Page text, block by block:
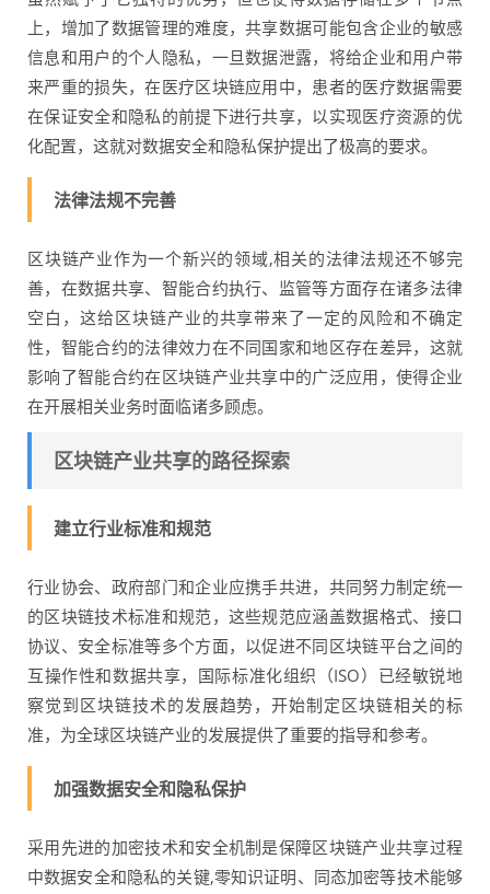
上，增加了数据管理的难度，共享数据可能包含企业的敏感
信息和用户的个人隐私，一旦数据泄露，将给企业和用户带
来严重的损失，在医疗区块链应用中，患者的医疗数据需要
在保证安全和隐私的前提下进行共享，以实现医疗资源的优
化配置，这就对数据安全和隐私保护提出了极高的要求。
法律法规不完善
区块链产业作为一个新兴的领域,相关的法律法规还不够完
善，在数据共享、智能合约执行、监管等方面存在诸多法律
空白，这给区块链产业的共享带来了一定的风险和不确定
性，智能合约的法律效力在不同国家和地区存在差异，这就
影响了智能合约在区块链产业共享中的广泛应用，使得企业
在开展相关业务时面临诸多顾虑。
区块链产业共享的路径探索
建立行业标准和规范
行业协会、政府部门和企业应携手共进，共同努力制定统一
的区块链技术标准和规范，这些规范应涵盖数据格式、接口
协议、安全标准等多个方面，以促进不同区块链平台之间的
互操作性和数据共享，国际标准化组织（ISO）已经敏锐地
察觉到区块链技术的发展趋势，开始制定区块链相关的标
准，为全球区块链产业的发展提供了重要的指导和参考。
加强数据安全和隐私保护
采用先进的加密技术和安全机制是保障区块链产业共享过程
中数据安全和隐私的关键,零知识证明、同态加密等技术能够